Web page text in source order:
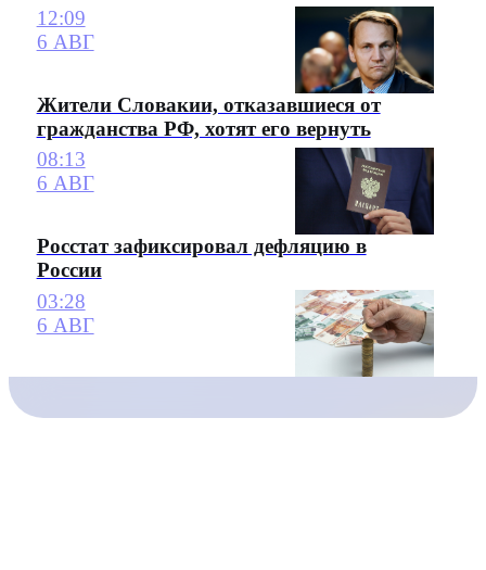
12:09
6 АВГ
Жители Словакии, отказавшиеся от
гражданства РФ, хотят его вернуть
08:13
6 АВГ
Росстат зафиксировал дефляцию в
России
03:28
6 АВГ